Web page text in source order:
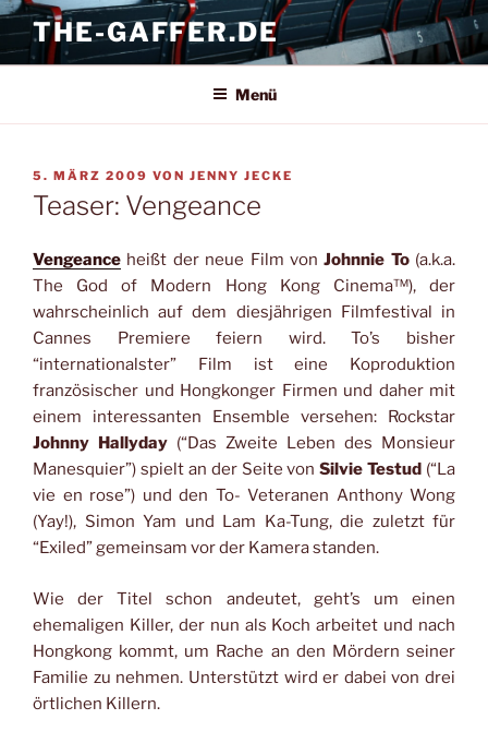
Zum
Inhalt
springen
THE-GAFFER.DE
Menü
VERÖFFENTLICHT
AM
5. MÄRZ 2009 VON JENNY JECKE
Teaser: Vengeance
Vengeance heißt der neue Film vonJohnnie To(a.k.a.
The God of Modern Hong Kong Cinema™), der
wahrscheinlich auf dem diesjährigen Filmfestival in
Cannes Premiere feiern wird. To’s bisher
“internationalster” Film ist eine Koproduktion
französischer und Hongkonger Firmen und daher mit
einem interessanten Ensemble versehen: Rockstar
Johnny Hallyday (“Das Zweite Leben des Monsieur
Manesquier”) spielt an der Seite vonSilvie Testud (“La
vie en rose”) und den To- Veteranen Anthony Wong
(Yay!), Simon Yam und Lam Ka-Tung, die zuletzt für
“Exiled” gemeinsam vor der Kamera standen.
Wie der Titel schon andeutet, geht’s um einen
ehemaligen Killer, der nun als Koch arbeitet und nach
Hongkong kommt, um Rache an den Mördern seiner
Familie zu nehmen. Unterstützt wird er dabei von drei
örtlichen Killern.